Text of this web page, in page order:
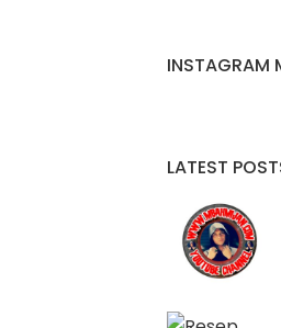
INSTAGRAM
LATEST